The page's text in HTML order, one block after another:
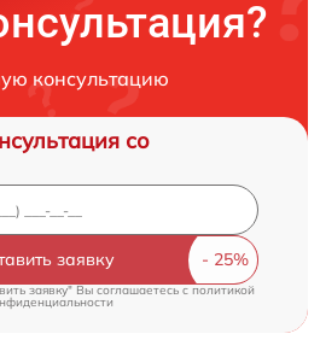
консультацию
со
заявку
заявку" Вы соглашаетесь c политикой